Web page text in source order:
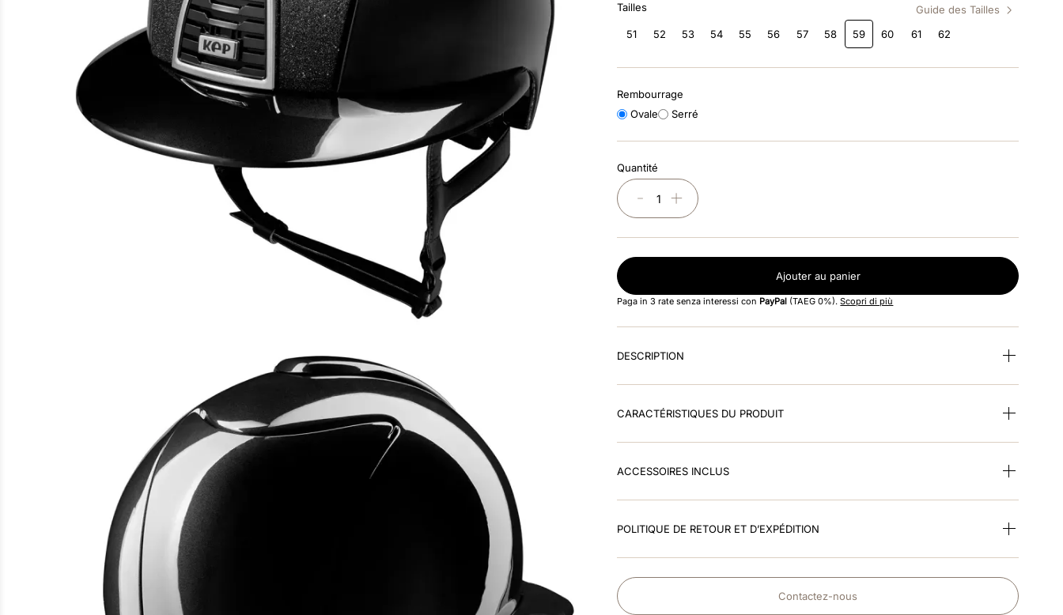
Tailles
Guide des Tailles
51
52 53 54 55 56 57 58 59 60 61 62
Rembourrage
Ovale
Serré
Quantité
＋
－
Ajouter au panier
Paga in 3 rate senza interessi con PayPal (TAEG 0%).Scopri di più
DESCRIPTION
CARACTÉRISTIQUES DU PRODUIT
ACCESSOIRES INCLUS
POLITIQUE DE RETOUR ET D’EXPÉDITION
Contactez-nous